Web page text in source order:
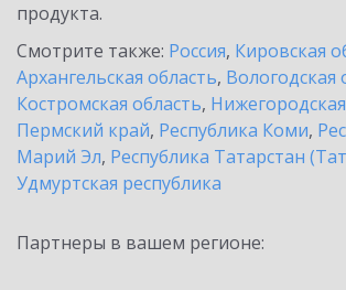
продукта.
Смотрите также: Россия, Кировская
Архангельская область, Вологодская
Костромская область,
Пермский край, Республика Коми,
Марий Эл, Республика Татарстан
Удмуртская республика
Партнеры в вашем регионе: